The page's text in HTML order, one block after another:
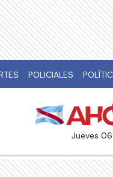
POLICIALES
jueves